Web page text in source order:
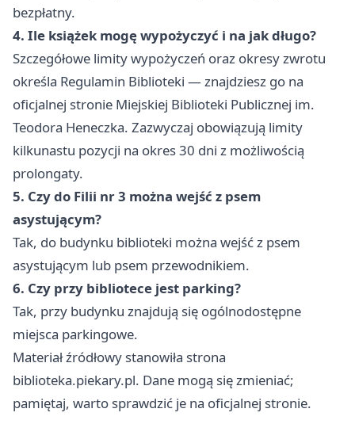
bezpłatny.
4. Ile książek mogę wypożyczyć i na jak długo?
Szczegółowe limity wypożyczeń oraz okresy zwrotu
określa Regulamin Biblioteki — znajdziesz go na
oficjalnej stronie Miejskiej Biblioteki Publicznej im.
Teodora Heneczka. Zazwyczaj obowiązują limity
kilkunastu pozycji na okres 30 dni z możliwością
prolongaty.
5. Czy do Filii nr 3 można wejść z psem
asystującym?
Tak, do budynku biblioteki można wejść z psem
asystującym lub psem przewodnikiem.
6. Czy przy bibliotece jest parking?
Tak, przy budynku znajdują się ogólnodostępne
miejsca parkingowe.
Materiał źródłowy stanowiła strona
biblioteka.piekary.pl. Dane mogą się zmieniać;
pamiętaj, warto sprawdzić je na oficjalnej stronie.